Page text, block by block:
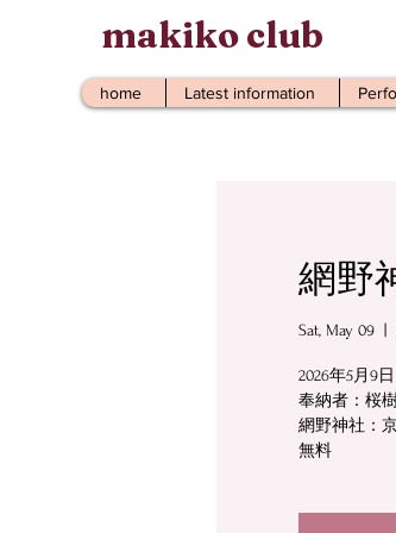
makiko club
home Latest information
網野
Sat, May 09
  |
2026年5月9
奉納者：桜
網野神社：
無料